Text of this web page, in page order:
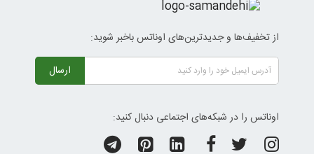
از تخفیف‌ها و جدیدترین‌های اوناتس باخبر شوید:
ارسال
اوناتس را در شبکه‌های اجتماعی دنبال کنید: